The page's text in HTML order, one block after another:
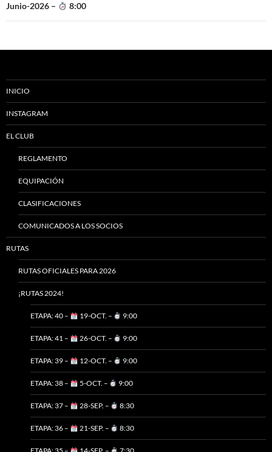
Junio-2026 –
8:00
INICIO
INSTAGRAM
EL CLUB
REGLAMENTO
EQUIPACIÓN
CLASIFICACIONES
COMUNICADOS A LOS SOCIOS
RUTAS
RUTAS OFICIALES PARA 2026
¡RUTAS 2024!
ETAPA: 40 – 19-OCT. – 9:00
ETAPA: 41 – 26-OCT. – 9:00
ETAPA: 39 – 12-OCT. – 9:00
ETAPA: 38 – 5-OCT. – 9:00
ETAPA: 37 – 28-SEP. – 8:30
ETAPA: 36 – 21-SEP. – 8:30